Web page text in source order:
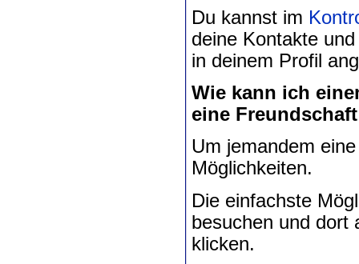
Du kannst im
deine Kontakte
in deinem Profil
Wie kann ich
eine
Um jemandem
Möglichkeiten.
Die einfachste
besuchen und dort
klicken.